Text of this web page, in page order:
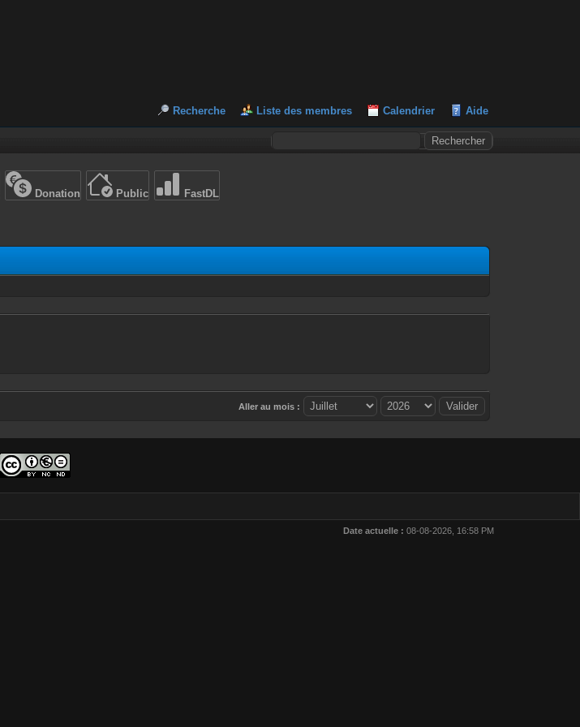
Recherche Liste des membres Calendrier Aide
Donation Public FastDL
Aller au mois :
Date actuelle : 08-08-2026, 16:58 PM